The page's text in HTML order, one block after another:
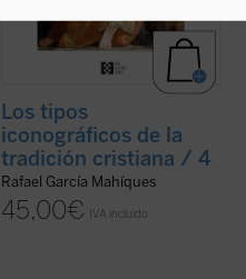
Los tipos
iconográficos de la
tradición cristiana / 4
Rafael García Mahíques
45,00€ IVA incluido